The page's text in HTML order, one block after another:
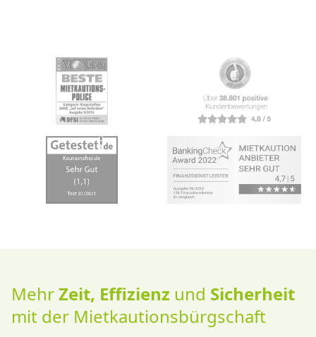
MehrZeit, Effizienz und Sicherheit
mit der Mietkautions­bürgschaft